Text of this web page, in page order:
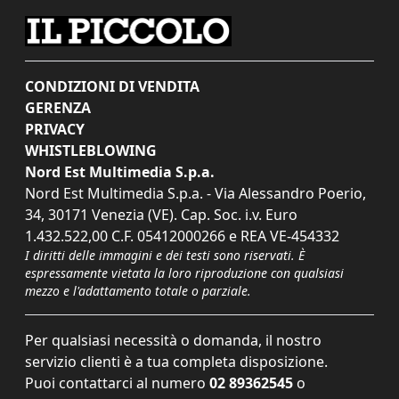
CONDIZIONI DI VENDITA
GERENZA
PRIVACY
WHISTLEBLOWING
Nord Est Multimedia S.p.a.
Nord Est Multimedia S.p.a. - Via Alessandro Poerio,
34, 30171 Venezia (VE). Cap. Soc. i.v. Euro
1.432.522,00 C.F. 05412000266 e REA VE-454332
I diritti delle immagini e dei testi sono riservati. È
espressamente vietata la loro riproduzione con qualsiasi
mezzo e l'adattamento totale o parziale.
Per qualsiasi necessità o domanda, il nostro
servizio clienti è a tua completa disposizione.
Puoi contattarci al numero 02 89362545 o